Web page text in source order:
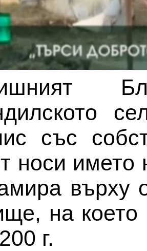
със
носи името
върху
на което
г.